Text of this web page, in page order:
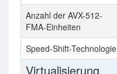
Anzahl der AVX-512-
FMA-Einheiten
Speed-Shift-Technologie
Virtualisierung